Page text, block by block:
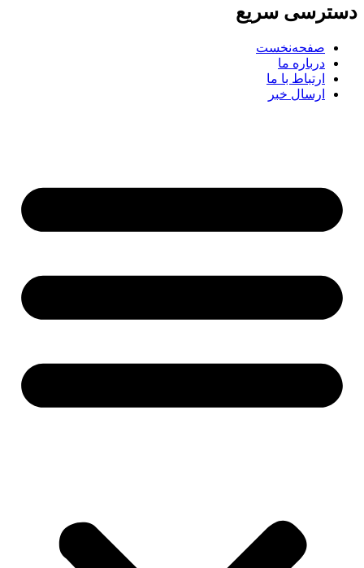
سریع
صفحه‌نخست
درباره ما
ارتباط با ما
ارسال خبر